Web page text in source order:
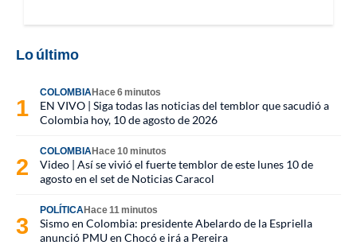
Lo último
COLOMBIAHace 6 minutos
EN VIVO | Siga todas las noticias del temblor que sacudió a
Colombia hoy, 10 de agosto de 2026
COLOMBIAHace 10 minutos
Video | Así se vivió el fuerte temblor de este lunes 10 de
agosto en el set de Noticias Caracol
POLÍTICAHace 11 minutos
Sismo en Colombia: presidente Abelardo de la Espriella
anunció PMU en Chocó e irá a Pereira